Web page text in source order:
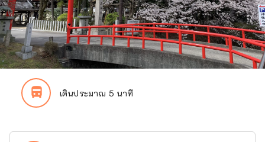
directions_bus_filled เดินประมาณ 5 นาที